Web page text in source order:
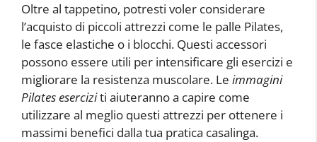
Oltre al tappetino, potresti voler considerare
l’acquisto di piccoli attrezzi come le palle Pilates,
le fasce elastiche o i blocchi. Questi accessori
possono essere utili per intensificare gli esercizi e
migliorare la resistenza muscolare. Le immagini
Pilates eserciziti aiuteranno a capire come
utilizzare al meglio questi attrezzi per ottenere i
massimi benefici dalla tua pratica casalinga.